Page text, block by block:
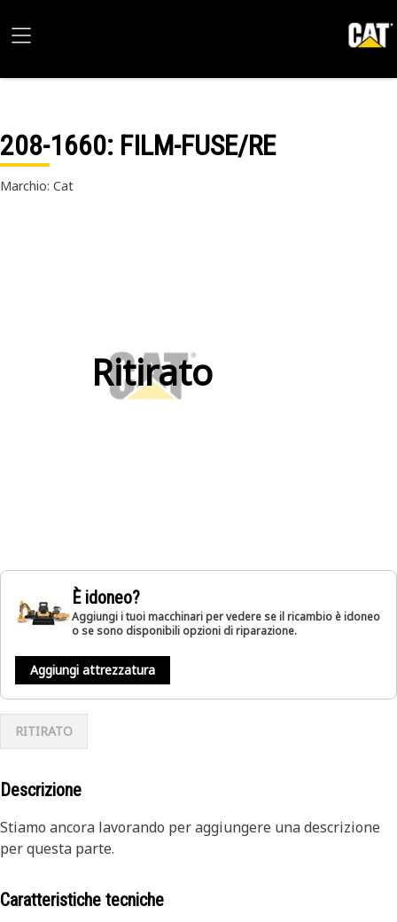
208-1660: FILM-FUSE/RE
Marchio: Cat
Ritirato
È idoneo?
Aggiungi i tuoi macchinari per vedere se il ricambio è idoneo
o se sono disponibili opzioni di riparazione.
Aggiungi attrezzatura
RITIRATO
Descrizione
Stiamo ancora lavorando per aggiungere una descrizione
per questa parte.
Caratteristiche tecniche